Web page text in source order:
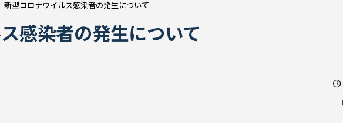
新型コロナウイルス感染者の発生について
感染者の発生について